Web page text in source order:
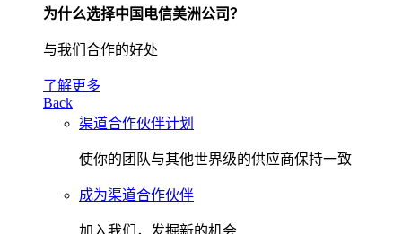
为什么选择中国电信美洲公司？
与我们合作的好处
了解更多
Back
渠道合作伙伴计划
使你的团队与其他世界级的供应商保持一致
成为渠道合作伙伴
加入我们，发掘新的机会